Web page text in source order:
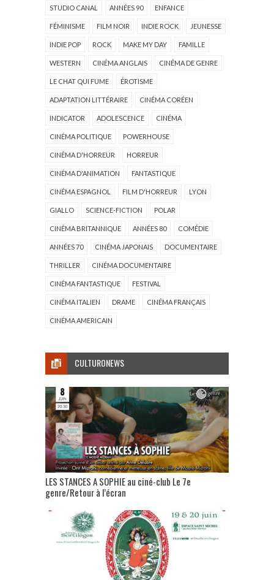
STUDIO CANAL ANNÉES 90 ENFANCE
FÉMINISME FILM NOIR INDIE ROCK JEUNESSE
INDIE POP ROCK MAKE MY DAY FAMILLE
WESTERN CINÉMA ANGLAIS CINÉMA DE GENRE
LE CHAT QUI FUME ÉROTISME
ADAPTATION LITTÉRAIRE CINÉMA CORÉEN
INDICATOR ADOLESCENCE CINÉMA
CINÉMA POLITIQUE POWERHOUSE
CINÉMA D'HORREUR HORREUR
CINÉMA D'ANIMATION FANTASTIQUE
CINÉMA ESPAGNOL FILM D'HORREUR LYON
GIALLO SCIENCE-FICTION POLAR
CINÉMA BRITANNIQUE ANNÉES 80 COMÉDIE
ANNÉES 70 CINÉMA JAPONAIS DOCUMENTAIRE
THRILLER CINÉMA DOCUMENTAIRE
CINÉMA FANTASTIQUE FESTIVAL
CINÉMA ITALIEN DRAME CINÉMA FRANÇAIS
CINÉMA AMERICAIN
CULTURONEWS
LES STANCES A SOPHIE au ciné-club Le 7e
genre/Retour à l’écran